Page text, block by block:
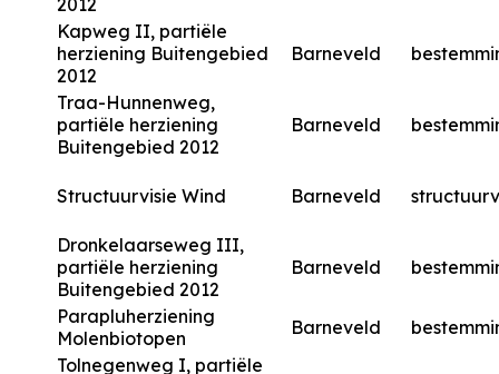
2012
Kapweg II, partiële
herziening Buitengebied
2012
Barneveld
Traa-Hunnenweg,
partiële herziening
Buitengebied 2012
Barneveld
Structuurvisie Wind Barneveld
Dronkelaarseweg III,
partiële herziening
Buitengebied 2012
Barneveld
Parapluherziening
Molenbiotopen
Barneveld
Tolnegenweg I, partiële